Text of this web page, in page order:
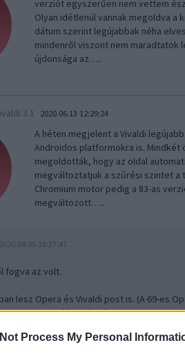
Process My Personal
verziót egyszerűen nem vettem
Olyan idétlenül vannak megoldva a
dátum szerint legújabbak néha
mindenről viszont nem maradtatok
újdonsága az…..
3.1 2020.06.13 12:29:24
A héten megjelent a Vivaldi
Androidos platformokra is. Mindkét
megoldották, hogy az oldal
megváltoztatjuk a szűrési szintet a
Chromium motor pedig a 83-as
megváltozott…..
2020.08.05 18:37:47
fogva az volt.
lesz Opera és Vivaldi post is. (A 69-es
össze-vissza blogjukon.)
2020.08.06 23:37:11